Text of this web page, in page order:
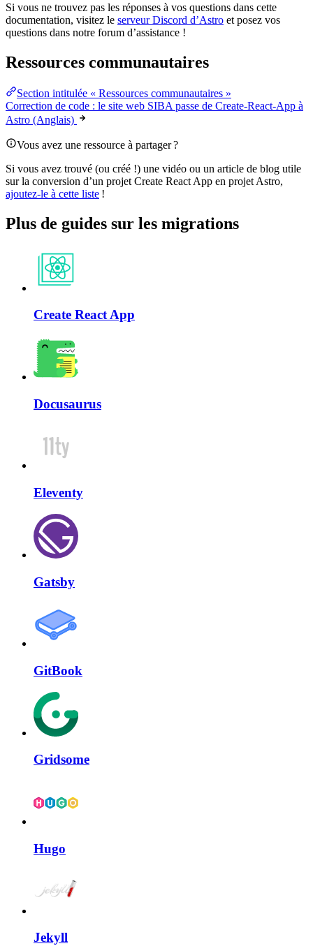
Si vous ne trouvez pas les réponses à vos questions dans cette
documentation, visitez le serveur Discord d’Astro et posez vos
questions dans notre forum d’assistance !
Ressources communautaires
Section intitulée « Ressources communautaires »
Correction de code : le site web SIBA passe de Create-React-App à
Astro (Anglais)
Vous avez une ressource à partager ?
Si vous avez trouvé (ou créé !) une vidéo ou un article de blog utile
sur la conversion d’un projet Create React App en projet Astro,
ajoutez-le à cette liste !
Plus de guides sur les migrations
Create React App
Docusaurus
Eleventy
Gatsby
GitBook
Gridsome
Hugo
Jekyll